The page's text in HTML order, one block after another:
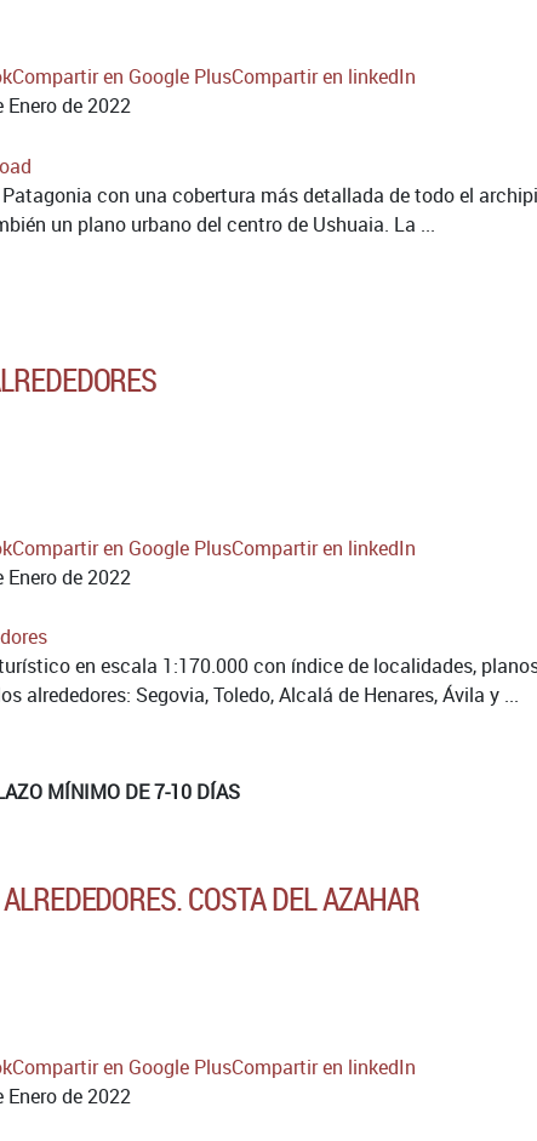
Compartir en Google PlusCompartir en linkedIn
Enero de 2022
con una cobertura más detallada de todo el
un plano urbano del centro de Ushuaia. La ...
Compartir en Google PlusCompartir en linkedIn
Enero de 2022
en escala 1:170.000 con índice de localidades,
alrededores: Segovia, Toledo, Alcalá de Henares, Ávila y ...
MÍNIMO DE 7-10 DÍAS
COSTA DEL AZAHAR
Compartir en Google PlusCompartir en linkedIn
Enero de 2022